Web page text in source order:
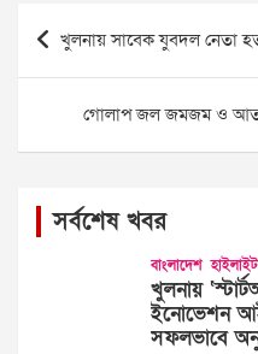
Post
navigation
খুলনায় সাবেক যুবদল নেতা
গোলাপ জল জমজম ও
সর্বশেষ খবর
বাংলাদেশ হাইলাইট
খুলনায়
ইনোভেশন
সফলভাবে